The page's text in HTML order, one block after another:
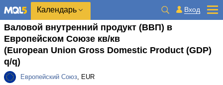
Календарь Вход
Валовой внутренний продукт (ВВП) в
Европейском Союзе кв/кв
(European Union Gross Domestic Product (GDP)
q/q)
Европейский Союз, EUR